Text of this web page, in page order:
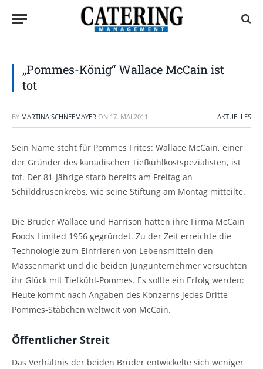
„Pommes-König“ Wallace McCain ist
tot
BY MARTINA SCHNEEMAYER ON 17. MAI 2011 AKTUELLES
Sein Name steht für Pommes Frites: Wallace McCain, einer
der Gründer des kanadischen Tiefkühlkostspezialisten, ist
tot. Der 81-Jährige starb bereits am Freitag an
Schilddrüsenkrebs, wie seine Stiftung am Montag mitteilte.
Die Brüder Wallace und Harrison hatten ihre Firma McCain
Foods Limited 1956 gegründet. Zu der Zeit erreichte die
Technologie zum Einfrieren von Lebensmitteln den
Massenmarkt und die beiden Jungunternehmer versuchten
ihr Glück mit Tiefkühl-Pommes. Es sollte ein Erfolg werden:
Heute kommt nach Angaben des Konzerns jedes Dritte
Pommes-Stäbchen weltweit von McCain.
Öffentlicher Streit
Das Verhältnis der beiden Brüder entwickelte sich weniger